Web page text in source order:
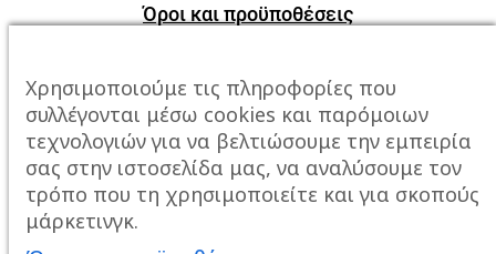
Όροι και προϋποθέσεις
ΕΠΙΚΟΙΝΩΝΙΑ
Πόλη: Καβάλα, Σταυρός Αμυγδαλεώνα
Τηλέφωνο:2510247678
Χρησιμοποιούμε τις πληροφορίες που
συλλέγονται μέσω cookies και παρόμοιων
τεχνολογιών για να βελτιώσουμε την εμπειρία
σας στην ιστοσελίδα μας, να αναλύσουμε τον
τρόπο που τη χρησιμοποιείτε και για σκοπούς
μάρκετινγκ.